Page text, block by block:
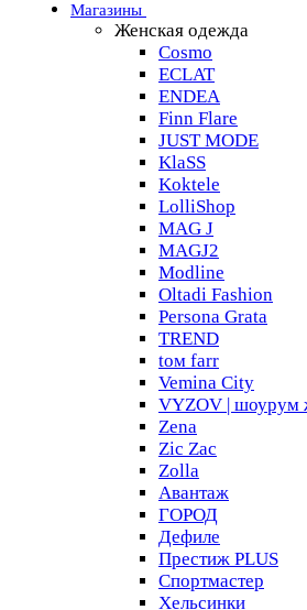
Магазины
Женская одежда
Cosmo
ECLAT
ENDEA
Finn Flare
JUST MODE
KlaSS
Koktele
LolliShop
MAG J
MAGJ2
Modline
Oltadi Fashion
Persona Grata
TREND
tом farr
Vemina City
VYZOV | шоурум
Zena
Zic Zac
Zolla
Авантаж
ГОРОД
Дефиле
Престиж PLUS
Спортмастер
Хельсинки